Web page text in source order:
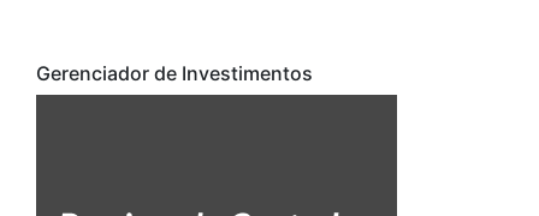
Gerenciador de Investimentos